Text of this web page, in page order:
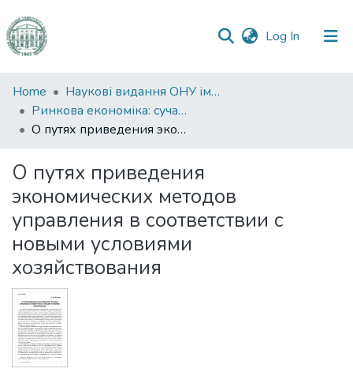
Log In (current)
Communities
&
Collections
Statistics
Home
Наукові видання ОНУ імені І. І. Мечникова
Ринкова економіка: сучасна теорія і практика управління
О путях приведения экономических методов управления в соответствии с новыми условиями хозяйствования
О путях приведения
экономических методов
управления в соответствии с
новыми условиями
хозяйствования